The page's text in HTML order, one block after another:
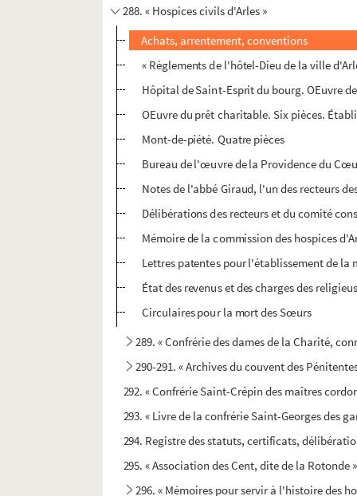
288. « Hospices civils d'Arles »
Achats, arrentement, conventions
« Règlements de l'hôtel-Dieu de la ville
Hôpital de Saint-Esprit du bourg. OEuvre
OEuvre du prêt charitable. Six pièces.
Mont-de-piété. Quatre pièces
Bureau de l'œuvre de la Providence du
Notes de l'abbé Giraud, l'un des recteurs
Délibérations des recteurs et du comité
Mémoire de la commission des hospices
Lettres patentes pour l'établissement de la
État des revenus et des charges des
Circulaires pour la mort des Sœurs
289. « Confrérie des dames de la Charité,
290-291. « Archives du couvent des
292. « Confrérie Saint-Crépin des maîtres
293. « Livre de la confrérie Saint-Georges des
294. Registre des statuts, certificats,
295. « Association des Cent, dite de la Rotonde »
296. « Mémoires pour servir à l'histoire des